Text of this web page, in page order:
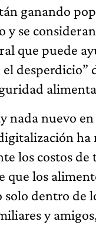
ganando
y se
que puede
desperdicio”
nada nuevo
ha
los costos de
que los
dentro de
y